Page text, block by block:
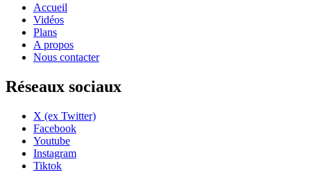
Accueil
Vidéos
Plans
A propos
Nous contacter
Réseaux sociaux
X (ex Twitter)
Facebook
Youtube
Instagram
Tiktok